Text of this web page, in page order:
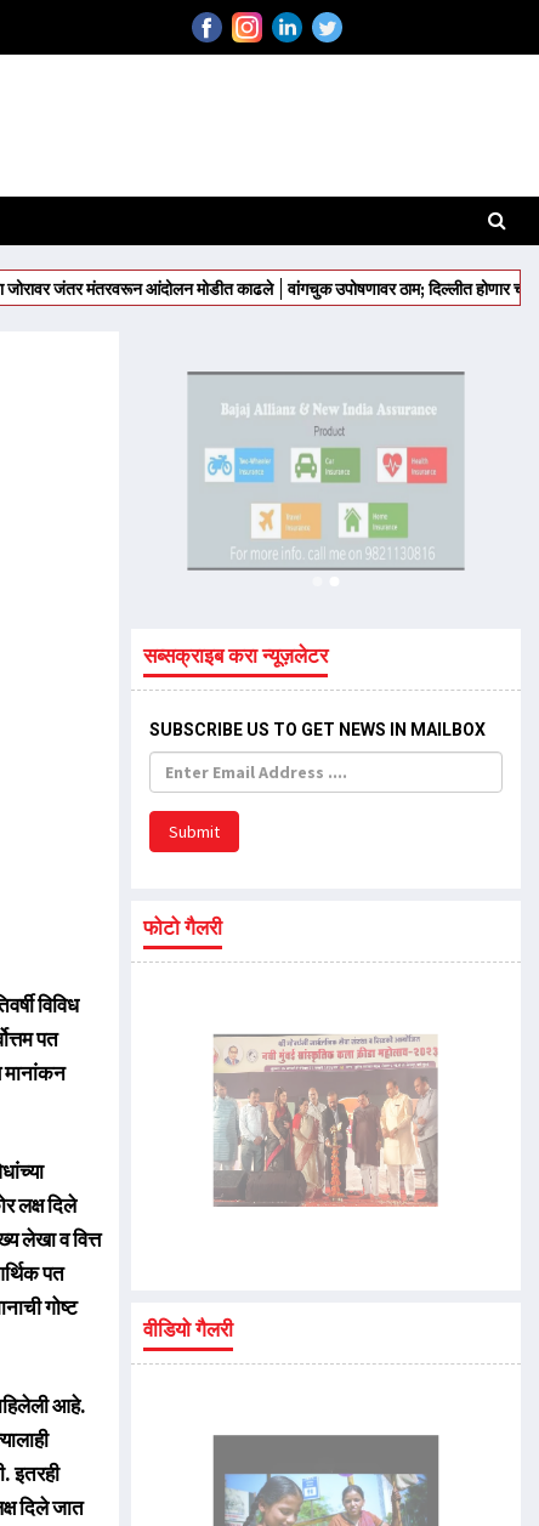
मंतरवरून आंदोलन मोडीत काढले वांगचुक उपोषणावर ठाम; दिल्लीत होणार चक्काजाम
विविध
पत
लक्ष दिले
लेखा व वित्त
पत
गोष्ट
आहे.
इतरही
दिले जात
सब्सक्राइब करा न्यूज़लेटर
SUBSCRIBE US TO GET NEWS IN MAILBOX
Submit
फोटो गैलरी
वीडियो गैलरी